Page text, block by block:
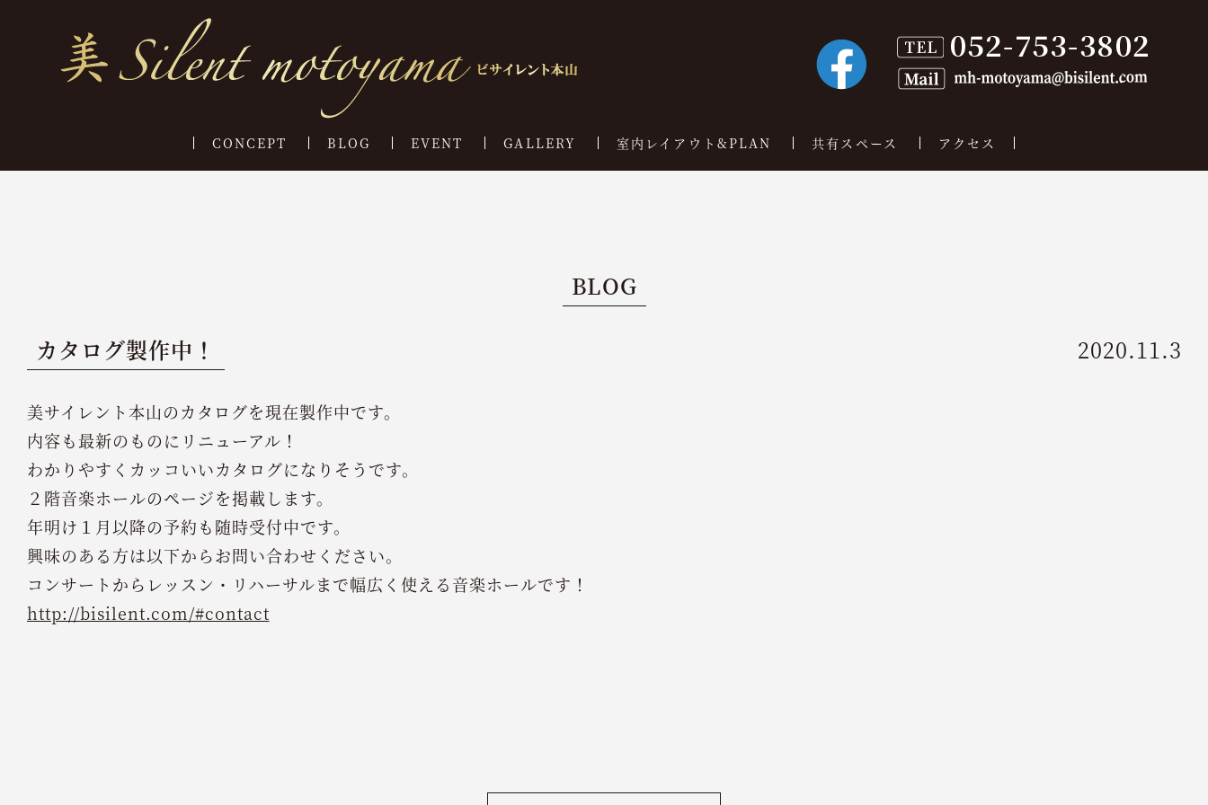
CONCEPT BLOG EVENT GALLERY 室内レイアウト&PLAN 共有スペース アクセス
BLOG
カタログ製作中！ 2020.11.3
美サイレント本山のカタログを現在製作中です。
内容も最新のものにリニューアル！
わかりやすくカッコいいカタログになりそうです。
２階音楽ホールのページを掲載します。
年明け１月以降の予約も随時受付中です。
興味のある方は以下からお問い合わせください。
コンサートからレッスン・リハーサルまで幅広く使える音楽ホールです！
http://bisilent.com/#contact